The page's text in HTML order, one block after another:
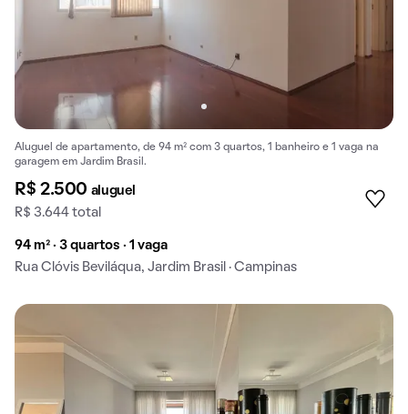
Aluguel de apartamento, de 94 m² com 3 quartos, 1 banheiro e 1 vaga na
garagem em Jardim Brasil.
R$ 2.500 aluguel
R$ 3.644 total
94 m² · 3 quartos · 1 vaga
Rua Clóvis Beviláqua, Jardim Brasil · Campinas